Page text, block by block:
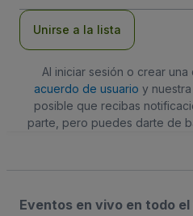
Unirse a la lista
Al iniciar sesión o crear
acuerdo de usuario y nuestra
posible que recibas
parte, pero puedes darte de
Eventos en vivo en todo el